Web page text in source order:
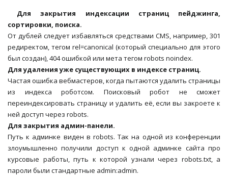
Для закрытия индексации страниц пейджинга,
сортировки, поиска.
От дублей следует избавляться средствами CMS, например, 301
редиректом, тегом rel=canonical (который специально для этого
был создан), 404 ошибкой или мета тегом robots noindex.
Для удаления уже существующих в индексе страниц.
Частая ошибка вебмастеров, когда пытаются удалить страницы
из индекса роботсом. Поисковый робот не сможет
переиндексировать страницу и удалить её, если вы закроете к
ней доступ через robots.
Для закрытия админ-панели.
Путь к админке виден в robots. Так на одной из конференции
злоумышленно получили доступ к одной админке сайта про
курсовые работы, путь к которой узнали через robots.txt, а
пароли были стандартные admin:admin.